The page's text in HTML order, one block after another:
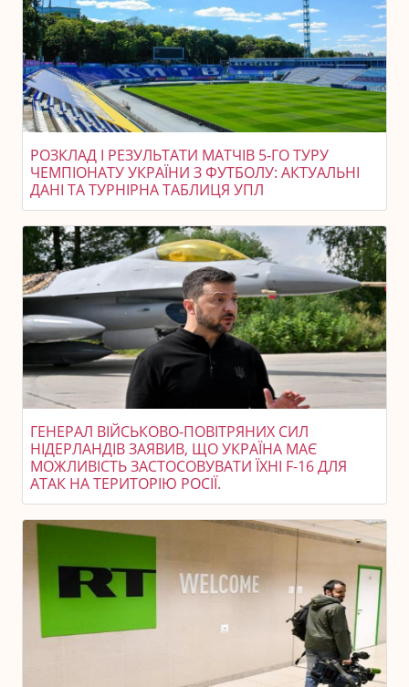
РОЗКЛАД І РЕЗУЛЬТАТИ МАТЧІВ 5-ГО ТУРУ
ЧЕМПІОНАТУ УКРАЇНИ З ФУТБОЛУ: АКТУАЛЬНІ
ДАНІ ТА ТУРНІРНА ТАБЛИЦЯ УПЛ
ГЕНЕРАЛ ВІЙСЬКОВО-ПОВІТРЯНИХ СИЛ
НІДЕРЛАНДІВ ЗАЯВИВ, ЩО УКРАЇНА МАЄ
МОЖЛИВІСТЬ ЗАСТОСОВУВАТИ ЇХНІ F-16 ДЛЯ
АТАК НА ТЕРИТОРІЮ РОСІЇ.